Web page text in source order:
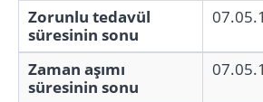
Zorunlu tedavül
süresinin sonu
Zaman aşımı
süresinin sonu